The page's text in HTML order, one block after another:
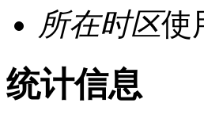
所在时区使
统计信息